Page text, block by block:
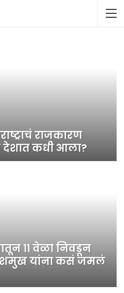
राजकारण
देशात कधी आला?
११ वेळा निवडून
यांना कसं जमलं